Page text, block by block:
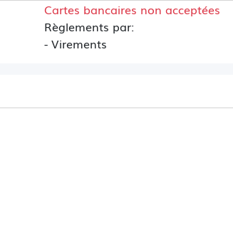
Cartes bancaires non acceptées
Règlements par:
- Virements